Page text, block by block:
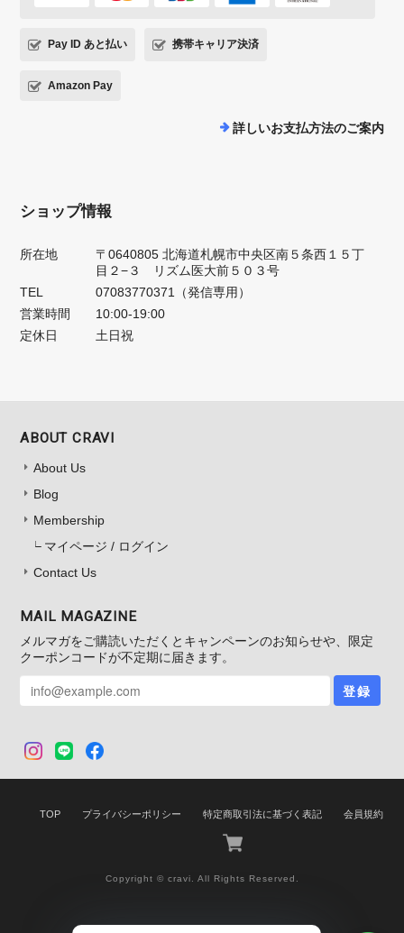
Pay ID あと払い 携帯キャリア決済
Amazon Pay
詳しいお支払方法のご案内
ショップ情報
所在地
〒0640805 北海道札幌市中央区南５条西１５丁
目２−３ リズム医大前５０３号
TEL
07083770371（発信専用）
営業時間
10:00-19:00
定休日
土日祝
ABOUT CRAVI
About Us
Blog
Membership
マイページ / ログイン
Contact Us
MAIL MAGAZINE
メルマガをご購読いただくとキャンペーンのお知らせや、限定
クーポンコードが不定期に届きます。
登録
TOP プライバシーポリシー 特定商取引法に基づく表記 会員規約
Copyright © cravi. All Rights Reserved.